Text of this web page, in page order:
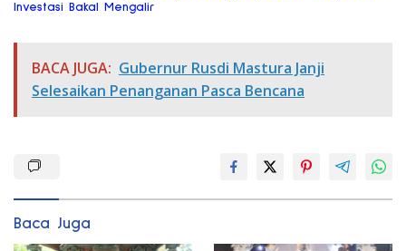
Investasi Bakal Mengalir
BACA JUGA: Gubernur Rusdi Mastura Janji
Selesaikan Penanganan Pasca Bencana
Baca Juga